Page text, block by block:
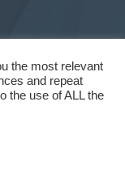
the most relevant
and repeat
the use of ALL the